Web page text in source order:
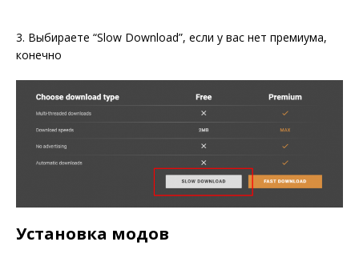
3. Выбираете “Slow Download”, если у вас нет премиума,
конечно
Установка модов